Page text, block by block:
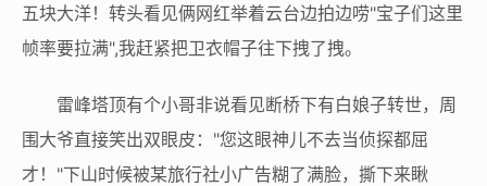
五块大洋！转头看见俩网红举着云台边拍边唠"宝子们这里
帧率要拉满",我赶紧把卫衣帽子往下拽了拽。
雷峰塔顶有个小哥非说看见断桥下有白娘子转世，周
围大爷直接笑出双眼皮："您这眼神儿不去当侦探都屈
才！"下山时候被某旅行社小广告糊了满脸，撕下来瞅